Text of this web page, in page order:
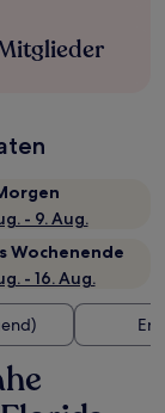
- 9. Aug.
Wochenende
- 16. Aug.